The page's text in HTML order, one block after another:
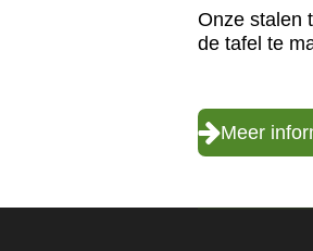
Onze stalen
de tafel te
Meer